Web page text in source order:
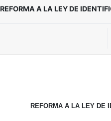
REFORMA A LA LEY DE
REFORMA A LA LEY DE